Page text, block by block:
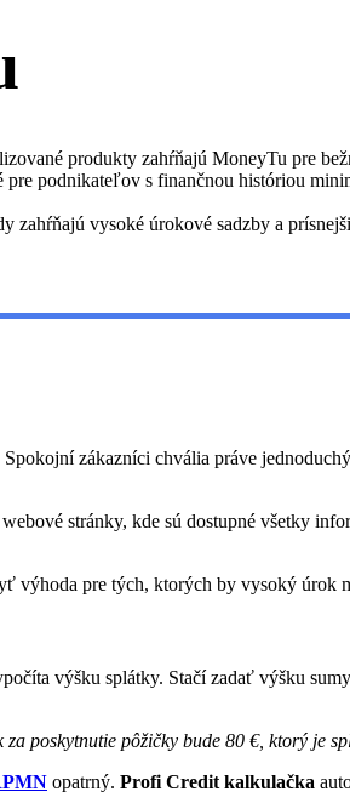
produkty zahŕňajú MoneyTu pre
podnikateľov s finančnou históriou
vysoké úrokové sadzby a
zákazníci chvália práve
stránky, kde sú dostupné všetky
výhoda pre tých, ktorých by vysoký úrok
výšku splátky. Stačí zadať výšku
poskytnutie pôžičky bude 80 €, ktorý je
opatrný. Profi Credit kalkulačka